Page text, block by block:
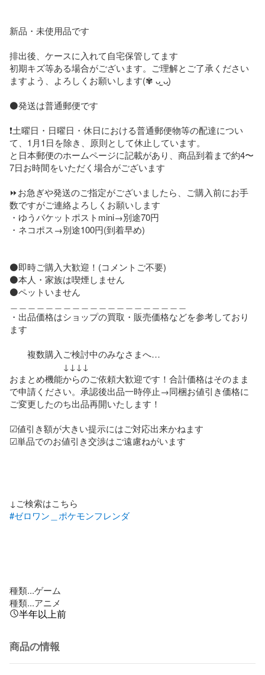
新品・未使用品です
排出後、ケースに入れて自宅保管してます
初期キズ等ある場合がございます。ご理解とご了承ください
ますよう、よろしくお願いします(✾ ᴗ͈ˬᴗ͈)
⚫発送は普通郵便です
❗土曜日・日曜日・休日における普通郵便物等の配達につい
て、1月1日を除き、原則として休止しています。
と日本郵便のホームページに記載があり、商品到着まで約4〜
7日お時間をいただく場合がございます
⏩お急ぎや発送のご指定がございましたら、ご購入前にお手
数ですがご連絡よろしくお願いします
・ゆうパケットポストmini→別途70円
・ネコポス→別途100円(到着早め)
⚫即時ご購入大歓迎！(コメントご不要)
⚫本人・家族は喫煙しません
⚫ペットいません
・出品価格はショップの買取・販売価格などを参考しており
ます
複数購入ご検討中のみなさまへ…
↓↓↓↓
おまとめ機能からのご依頼大歓迎です！合計価格はそのまま
で申請ください。承認後出品一時停止→同梱お値引き価格に
ご変更したのち出品再開いたします！
☑値引き額が大きい提示にはご対応出来かねます
☑単品でのお値引き交渉はご遠慮ねがいます
#ゼロワン＿ポケモンフレンダ
種類...ゲーム
種類...アニメ
半年以上前
商品の情報